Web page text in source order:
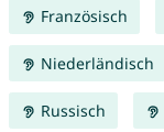
Französisch
Niederländisch
Russisch